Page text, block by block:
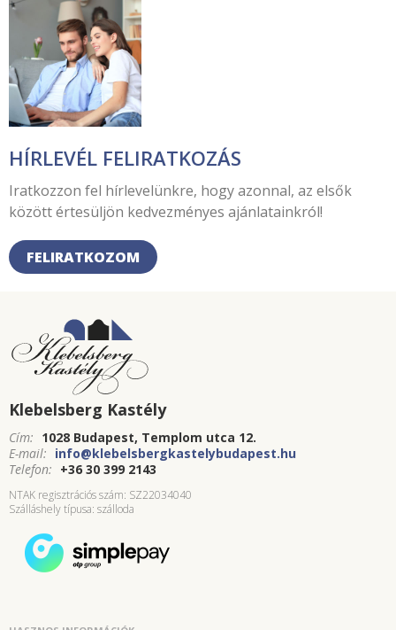
HÍRLEVÉL FELIRATKOZÁS
Iratkozzon fel hírlevelünkre, hogy azonnal, az elsők
között értesüljön kedvezményes ajánlatainkról!
FELIRATKOZOM
Klebelsberg Kastély
Cím: 1028 Budapest, Templom utca 12.
E-mail: info@klebelsbergkastelybudapest.hu
Telefon: +36 30 399 2143
NTAK regisztrációs szám: SZ22034040
Szálláshely típusa: szálloda